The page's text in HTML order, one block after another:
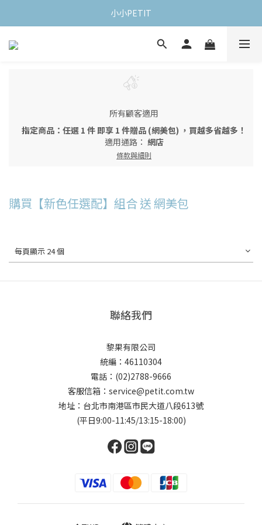
小小PETIT
所有顧客適用
指定商品：任選 1 件 即享 1 件贈品 (網美包) ，買越多省越多！
適用通路： 網店
條款與細則
購買【新色任選配】組合 送 網美包
每頁顯示 24 個
聯絡我們
黎果有限公司
統編：46110304
電話：(02)2788-9666
客服信箱：service@petit.com.tw
地址：台北市南港區市民大道八段613號
(平日9:00-11:45/13:15-18:00)